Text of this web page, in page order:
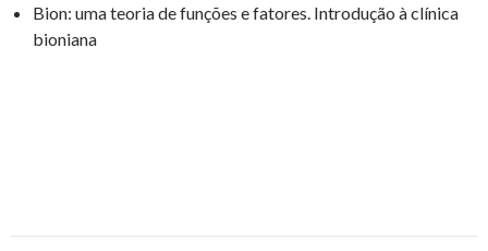
Bion: uma teoria de funções e fatores. Introdução à clínica
bioniana